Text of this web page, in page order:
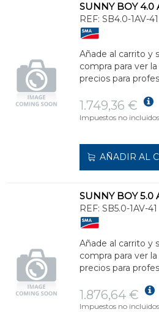
SUNNY BOY 4.0
REF: SB4.0-1AV-41
Añade al carrito y
compra para ver
precios para
1.749,36 €
Impuestos no incluidos.
AÑADIR AL
SUNNY BOY 5.0
REF: SB5.0-1AV-41
Añade al carrito y
compra para ver
precios para
1.876,64 €
Impuestos no